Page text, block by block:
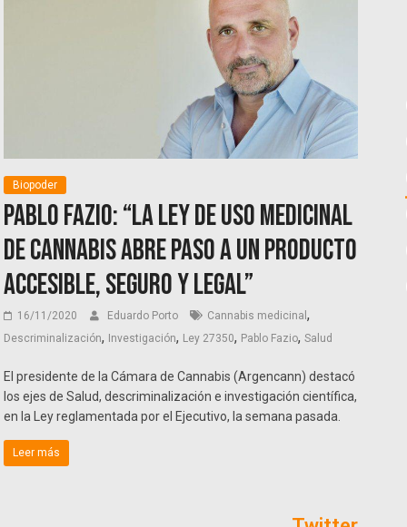
Biopoder
Pablo Fazio: “La Ley de Uso Medicinal
de Cannabis abre paso a un producto
accesible, seguro y legal”
16/11/2020 Eduardo Porto Cannabis medicinal,
Descriminalización, Investigación, Ley 27350, Pablo Fazio,Salud
El presidente de la Cámara de Cannabis (Argencann) destacó
los ejes de Salud, descriminalización e investigación científica,
en la Ley reglamentada por el Ejecutivo, la semana pasada.
Leer más